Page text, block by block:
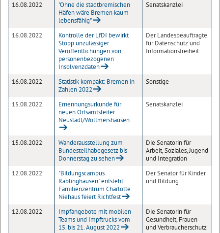
16.08.2022
"Ohne die stadtbremischen
Häfen wäre Bremen kaum
lebensfähig"
Senatskanzlei
16.08.2022
Kontrolle der LfDI bewirkt
Stopp unzulässiger
Veröffentlichungen von
personenbezogenen
Insolvenzdaten
Der Landesbeauftragte
für Datenschutz und
Informationsfreiheit
16.08.2022
Statistik kompakt: Bremen in
Zahlen 2022
Sonstige
15.08.2022
Ernennungsurkunde für
neuen Ortsamtsleiter
Neustadt/Woltmershausen
Senatskanzlei
15.08.2022
Wanderausstellung zum
Bundesteilhabegesetz bis
Donnerstag zu sehen
Die Senatorin für
Arbeit, Soziales, Jugend
und Integration
12.08.2022
"Bildungscampus
Rablinghausen" entsteht:
Familienzentrum Charlotte
Niehaus feiert Richtfest
Der Senator für Kinder
und Bildung
12.08.2022
Impfangebote mit mobilen
Teams und Impftrucks vom
15. bis 21. August 2022
Die Senatorin für
Gesundheit, Frauen
und Verbraucherschutz